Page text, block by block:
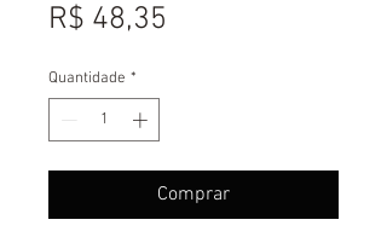
R$ 48,35
Quantidade *
Comprar